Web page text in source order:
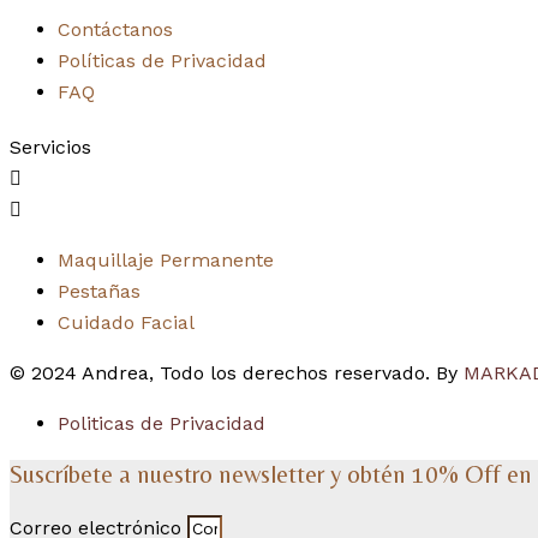
Contáctanos
Políticas de Privacidad
FAQ
Servicios
Maquillaje Permanente
Pestañas
Cuidado Facial
© 2024 Andrea, Todo los derechos reservado. By
Politicas de Privacidad
Suscríbete a nuestro newsletter y obtén 10% Off
Correo electrónico